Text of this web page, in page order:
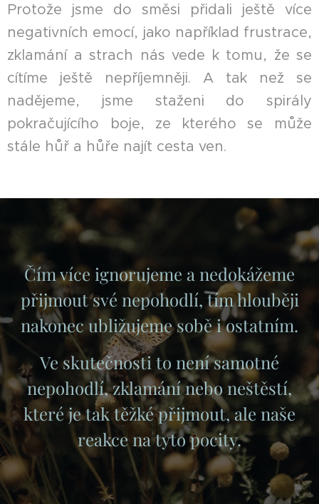
Protože jsme do směsi přidali ještě více
negativních emocí, jako například frustrace,
zklamání a strach nás vede k tomu, že se
cítíme ještě nepříjemněji. A tak než se
nadějeme, jsme staženi do spirály
pokračujícího boje, ze kterého se může
stále hůř a hůře najít cesta ven.
Čím více ignorujeme a nedokážeme
přijmout své nepohodlí, tím hlouběji
nakonec ubližujeme sobě i ostatním.
Ve skutečnosti to není samotné
nepohodlí, zklamání nebo neštěstí,
které je tak těžké přijmout, ale naše
reakce na tyto pocity.